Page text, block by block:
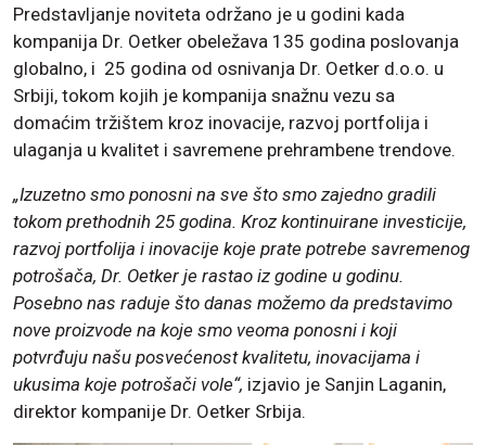
Predstavljanje noviteta održano je u godini kada
kompanija Dr. Oetker obeležava 135 godina poslovanja
globalno, i 25 godina od osnivanja Dr. Oetker d.o.o. u
Srbiji, tokom kojih je kompanija snažnu vezu sa
domaćim tržištem kroz inovacije, razvoj portfolija i
ulaganja u kvalitet i savremene prehrambene trendove.
„Izuzetno smo ponosni na sve što smo zajedno gradili
tokom prethodnih 25 godina. Kroz kontinuirane investicije,
razvoj portfolija i inovacije koje prate potrebe savremenog
potrošača, Dr. Oetker je rastao iz godine u godinu.
Posebno nas raduje što danas možemo da predstavimo
nove proizvode na koje smo veoma ponosni i koji
potvrđuju našu posvećenost kvalitetu, inovacijama i
ukusima koje potrošači vole“, izjavio je Sanjin Laganin,
direktor kompanije Dr. Oetker Srbija.